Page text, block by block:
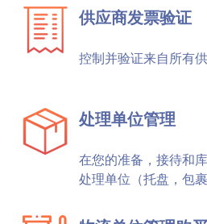
供应商发票验证
控制并验证来自所有
处理单位管理
在您的准备，接待和
处理单位（托盘，包裹